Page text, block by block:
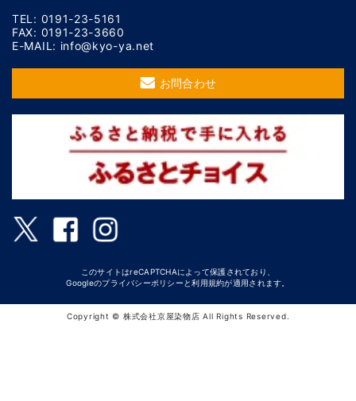
TEL: 0191-23-5161
FAX: 0191-23-3660
E-MAIL: info@kyo-ya.net
お問合わせ
このサイトはreCAPTCHAによって保護されており、
Googleのプライバシーポリシー と利用規約が適用されます。
Copyright © 株式会社京屋染物店 All Rights Reserved.